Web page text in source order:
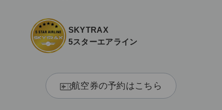
SKYTRAX
5スターエアライン
航空券の予約はこちら